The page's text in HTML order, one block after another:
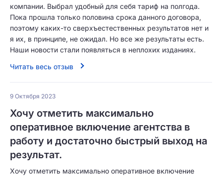
компании. Выбрал удобный для себя тариф на полгода.
Пока прошла только половина срока данного договора,
поэтому каких-то сверхъестественных результатов нет и
я их, в принципе, не ожидал. Но все же результаты есть.
Наши новости стали появляться в неплохих изданиях.
Читать весь отзыв
9 Октября 2023
Хочу отметить максимально
оперативное включение агентства в
работу и достаточно быстрый выход на
результат.
Хочу отметить максимально оперативное включение